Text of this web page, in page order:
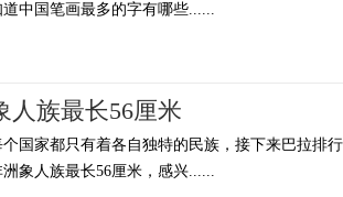
中国笔画最多的字有哪些......
人族最长56厘米
国家都只有着各自独特的民族，接下来巴拉排
象人族最长56厘米，感兴......